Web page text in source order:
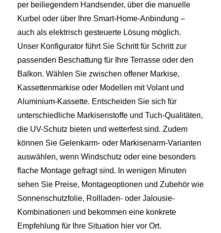
per beiliegendem Handsender, über die manuelle
Kurbel oder über Ihre Smart-Home-Anbindung –
auch als elektrisch gesteuerte Lösung möglich.
Unser Konfigurator führt Sie Schritt für Schritt zur
passenden Beschattung für Ihre Terrasse oder den
Balkon. Wählen Sie zwischen offener Markise,
Kassettenmarkise oder Modellen mit Volant und
Aluminium-Kassette. Entscheiden Sie sich für
unterschiedliche Markisenstoffe und Tuch-Qualitäten,
die UV-Schutz bieten und wetterfest sind. Zudem
können Sie Gelenkarm- oder Markisenarm-Varianten
auswählen, wenn Windschutz oder eine besonders
flache Montage gefragt sind. In wenigen Minuten
sehen Sie Preise, Montageoptionen und Zubehör wie
Sonnenschutzfolie, Rollladen- oder Jalousie-
Kombinationen und bekommen eine konkrete
Empfehlung für Ihre Situation hier vor Ort.